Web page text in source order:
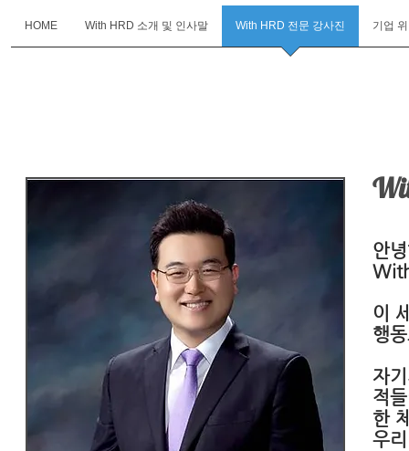
HOME With HRD 소개 및 인사말 With HRD 전문 강사진 기업
안
이
행
자
적
한
우